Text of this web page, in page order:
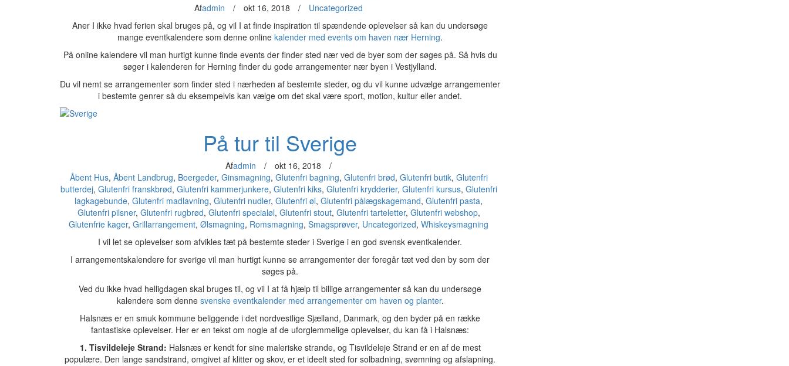
Afadmin / okt 16, 2018 /
Uncategorized
Aner I ikke hvad ferien skal bruges på, og vil I at finde inspiration til spændende oplevelser så kan du undersøge
mange eventkalendere som denne online kalender med events om haven nær Herning.
På online kalendere vil man hurtigt kunne finde events der finder sted nær ved de byer som der søges på. Så hvis du
søger i kalenderen for Herning finder du gode arrangementer nær byen i Vestjylland.
Du vil nemt se arrangementer som finder sted i nærheden af bestemte steder, og du vil kunne udvælge arrangementer
i bestemte genrer så du eksempelvis kan vælge om det skal være sport, motion, kultur eller andet.
På tur til Sverige
Afadmin / okt 16, 2018
/
Åbent Hus, Åbent Landbrug, Boergeder, Ginsmagning, Glutenfri bagning, Glutenfri brød, Glutenfri butik, Glutenfri
butterdej, Glutenfri franskbrød, Glutenfri kammerjunkere, Glutenfri kiks, Glutenfri krydderier, Glutenfri kursus, Glutenfri
lagkagebunde, Glutenfri madlavning, Glutenfri nudler, Glutenfri øl, Glutenfri pålægskagemand, Glutenfri pasta,
Glutenfri pilsner, Glutenfri rugbrød, Glutenfri specialøl, Glutenfri stout, Glutenfri tarteletter, Glutenfri webshop,
Glutenfrie kager, Grillarrangement, Ølsmagning, Romsmagning, Smagsprøver, Uncategorized, Whiskeysmagning
I vil let se oplevelser som afvikles tæt på bestemte steder i Sverige i en god svensk eventkalender.
I arrangementskalendere for sverige vil man hurtigt kunne se arrangementer der foregår tæt ved den by som der
søges på.
Ved du ikke hvad helligdagen skal bruges til, og vil I at få hjælp til billige arrangementer så kan du undersøge
kalendere som denne svenske eventkalender med arrangementer om haven og planter.
Halsnæs er en smuk kommune beliggende i det nordvestlige Sjælland, Danmark, og den byder på en række
fantastiske oplevelser. Her er en tekst om nogle af de uforglemmelige oplevelser, du kan få i Halsnæs:
1. Tisvildeleje Strand: Halsnæs er kendt for sine maleriske strande, og Tisvildeleje Strand er en af de mest
populære. Den lange sandstrand, omgivet af klitter og skov, er et ideelt sted for solbadning, svømning og afslapning.